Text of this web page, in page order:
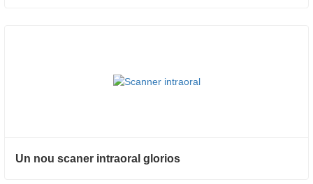
Un nou scaner intraoral glorios